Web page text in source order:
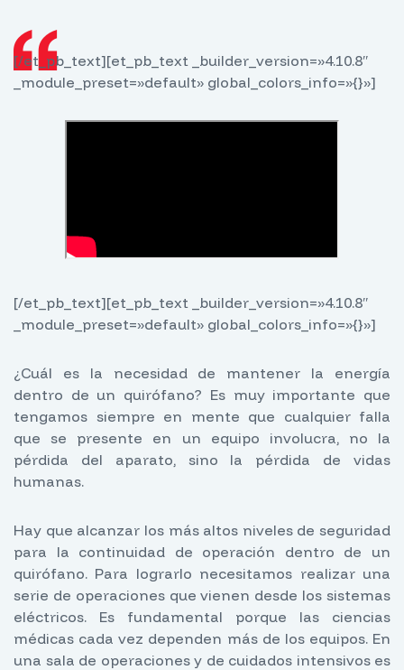
[/et_pb_text][et_pb_text _builder_version=»4.10.8″
_module_preset=»default» global_colors_info=»{}»]
[/et_pb_text][et_pb_text _builder_version=»4.10.8″
_module_preset=»default» global_colors_info=»{}»]
¿Cuál es la necesidad de mantener la energía
dentro de un quirófano? Es muy importante que
tengamos siempre en mente que cualquier falla
que se presente en un equipo involucra, no la
pérdida del aparato, sino la pérdida de vidas
humanas.
Hay que alcanzar los más altos niveles de seguridad
para la continuidad de operación dentro de un
quirófano. Para lograrlo necesitamos realizar una
serie de operaciones que vienen desde los sistemas
eléctricos. Es fundamental porque las ciencias
médicas cada vez dependen más de los equipos. En
una sala de operaciones y de cuidados intensivos es